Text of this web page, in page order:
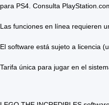
para PS4. Consulta
Las funciones en línea requieren
El software está sujeto a licencia
Tarifa única para jugar en el